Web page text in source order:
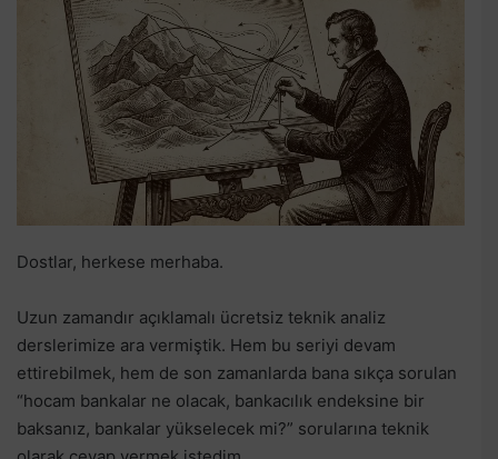
Dostlar, herkese merhaba.
Uzun zamandır açıklamalı ücretsiz teknik analiz
derslerimize ara vermiştik. Hem bu seriyi devam
ettirebilmek, hem de son zamanlarda bana sıkça sorulan
“hocam bankalar ne olacak, bankacılık endeksine bir
baksanız, bankalar yükselecek mi?” sorularına teknik